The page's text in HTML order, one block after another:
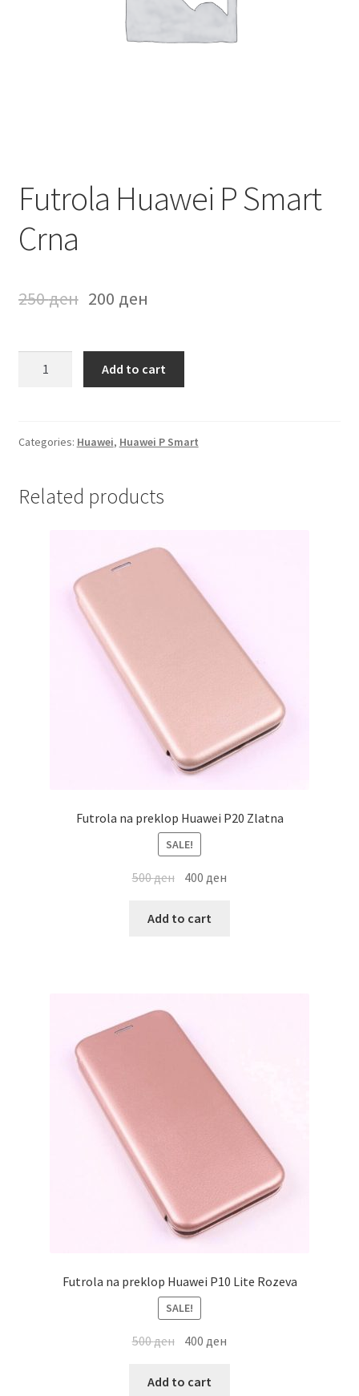
Futrola Huawei P Smart
Crna
250ден 200 ден
Crna
Add to cart
Categories: Huawei, Huawei P Smart
Related products
Futrola na preklop Huawei P20 Zlatna
SALE!
500ден 400 ден
Add to cart
Futrola na preklop Huawei P10 Lite Rozeva
SALE!
500ден 400ден
Add to cart